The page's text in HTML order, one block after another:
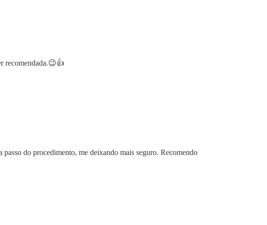
recomendada.😉👍
do procedimento, me deixando mais seguro. Recomendo